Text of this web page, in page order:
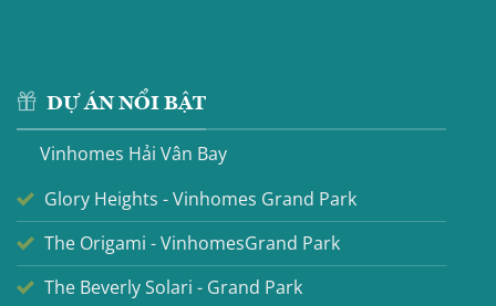
DỰ ÁN NỔI BẬT
Vinhomes Hải Vân Bay
Glory Heights - Vinhomes Grand Park
The Origami - VinhomesGrand Park
The Beverly Solari - Grand Park